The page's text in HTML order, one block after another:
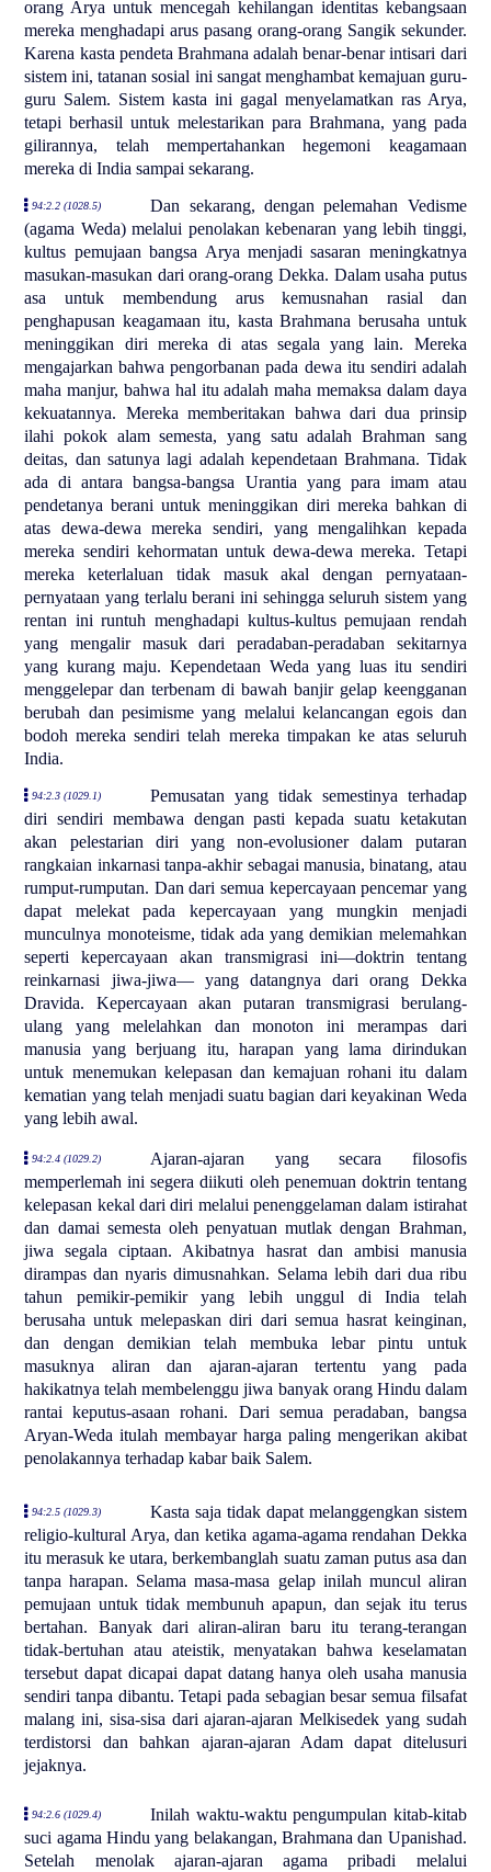
orang Arya untuk mencegah kehilangan identitas kebangsaan
mereka menghadapi arus pasang orang-orang Sangik sekunder.
Karena kasta pendeta Brahmana adalah benar-benar intisari dari
sistem ini, tatanan sosial ini sangat menghambat kemajuan guru-
guru Salem. Sistem kasta ini gagal menyelamatkan ras Arya,
tetapi berhasil untuk melestarikan para Brahmana, yang pada
gilirannya, telah mempertahankan hegemoni keagamaan
mereka di India sampai sekarang.
94:2.2 (1028.5)
Dan sekarang, dengan pelemahan Vedisme
(agama Weda) melalui penolakan kebenaran yang lebih tinggi,
kultus pemujaan bangsa Arya menjadi sasaran meningkatnya
masukan-masukan dari orang-orang Dekka. Dalam usaha putus
asa untuk membendung arus kemusnahan rasial dan
penghapusan keagamaan itu, kasta Brahmana berusaha untuk
meninggikan diri mereka di atas segala yang lain. Mereka
mengajarkan bahwa pengorbanan pada dewa itu sendiri adalah
maha manjur, bahwa hal itu adalah maha memaksa dalam daya
kekuatannya. Mereka memberitakan bahwa dari dua prinsip
ilahi pokok alam semesta, yang satu adalah Brahman sang
deitas, dan satunya lagi adalah kependetaan Brahmana. Tidak
ada di antara bangsa-bangsa Urantia yang para imam atau
pendetanya berani untuk meninggikan diri mereka bahkan di
atas dewa-dewa mereka sendiri, yang mengalihkan kepada
mereka sendiri kehormatan untuk dewa-dewa mereka. Tetapi
mereka keterlaluan tidak masuk akal dengan pernyataan-
pernyataan yang terlalu berani ini sehingga seluruh sistem yang
rentan ini runtuh menghadapi kultus-kultus pemujaan rendah
yang mengalir masuk dari peradaban-peradaban sekitarnya
yang kurang maju. Kependetaan Weda yang luas itu sendiri
menggelepar dan terbenam di bawah banjir gelap keengganan
berubah dan pesimisme yang melalui kelancangan egois dan
bodoh mereka sendiri telah mereka timpakan ke atas seluruh
India.
94:2.3 (1029.1)
Pemusatan yang tidak semestinya terhadap
diri sendiri membawa dengan pasti kepada suatu ketakutan
akan pelestarian diri yang non-evolusioner dalam putaran
rangkaian inkarnasi tanpa-akhir sebagai manusia, binatang, atau
rumput-rumputan. Dan dari semua kepercayaan pencemar yang
dapat melekat pada kepercayaan yang mungkin menjadi
munculnya monoteisme, tidak ada yang demikian melemahkan
seperti kepercayaan akan transmigrasi ini—doktrin tentang
reinkarnasi jiwa-jiwa— yang datangnya dari orang Dekka
Dravida. Kepercayaan akan putaran transmigrasi berulang-
ulang yang melelahkan dan monoton ini merampas dari
manusia yang berjuang itu, harapan yang lama dirindukan
untuk menemukan kelepasan dan kemajuan rohani itu dalam
kematian yang telah menjadi suatu bagian dari keyakinan Weda
yang lebih awal.
94:2.4 (1029.2)
Ajaran-ajaran yang secara filosofis
memperlemah ini segera diikuti oleh penemuan doktrin tentang
kelepasan kekal dari diri melalui penenggelaman dalam istirahat
dan damai semesta oleh penyatuan mutlak dengan Brahman,
jiwa segala ciptaan. Akibatnya hasrat dan ambisi manusia
dirampas dan nyaris dimusnahkan. Selama lebih dari dua ribu
tahun pemikir-pemikir yang lebih unggul di India telah
berusaha untuk melepaskan diri dari semua hasrat keinginan,
dan dengan demikian telah membuka lebar pintu untuk
masuknya aliran dan ajaran-ajaran tertentu yang pada
hakikatnya telah membelenggu jiwa banyak orang Hindu dalam
rantai keputus-asaan rohani. Dari semua peradaban, bangsa
Aryan-Weda itulah membayar harga paling mengerikan akibat
penolakannya terhadap kabar baik Salem.
94:2.5 (1029.3)
Kasta saja tidak dapat melanggengkan sistem
religio-kultural Arya, dan ketika agama-agama rendahan Dekka
itu merasuk ke utara, berkembanglah suatu zaman putus asa dan
tanpa harapan. Selama masa-masa gelap inilah muncul aliran
pemujaan untuk tidak membunuh apapun, dan sejak itu terus
bertahan. Banyak dari aliran-aliran baru itu terang-terangan
tidak-bertuhan atau ateistik, menyatakan bahwa keselamatan
tersebut dapat dicapai dapat datang hanya oleh usaha manusia
sendiri tanpa dibantu. Tetapi pada sebagian besar semua filsafat
malang ini, sisa-sisa dari ajaran-ajaran Melkisedek yang sudah
terdistorsi dan bahkan ajaran-ajaran Adam dapat ditelusuri
jejaknya.
94:2.6 (1029.4)
Inilah waktu-waktu pengumpulan kitab-kitab
suci agama Hindu yang belakangan, Brahmana dan Upanishad.
Setelah menolak ajaran-ajaran agama pribadi melalui